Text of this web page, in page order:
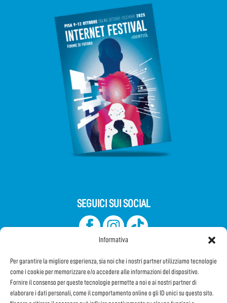
Informativa
Per garantire la migliore esperienza, sia noi che i nostri partner utilizziamo tecnologie
come i cookie per memorizzare e/o accedere alle informazioni del dispositivo.
Fornire il consenso per queste tecnologie permette a noi e ai nostri partner di
elaborare i dati personali, come il comportamento online o gli ID unici su questo sito.
SEGUICI SUI SOCIAL
Iscriviti alla Newsletter